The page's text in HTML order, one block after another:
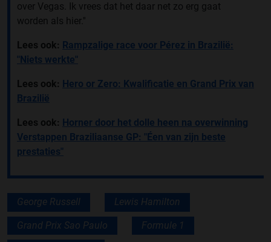
over Vegas. Ik vrees dat het daar net zo erg gaat
worden als hier.''
Lees ook: Rampzalige race voor Pérez in Brazilië:
"Niets werkte"
Lees ook: Hero or Zero: Kwalificatie en Grand Prix van
Brazilië
Lees ook: Horner door het dolle heen na overwinning
Verstappen Braziliaanse GP: "Éen van zijn beste
prestaties"
George Russell Lewis Hamilton
Grand Prix Sao Paulo Formule 1